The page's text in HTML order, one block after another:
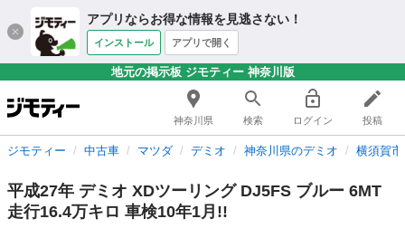
アプリならお得な情報を見逃さない！
インストール アプリで開く
地元の掲示板 ジモティー 神奈川版
神奈川県 検索 ログイン 投稿
ジモティー 中古車 マツダ デミオ 神奈川県のデミオ 横須賀
平成27年 デミオ XDツーリング DJ5FS ブルー 6MT
走行16.4万キロ 車検10年1月!!